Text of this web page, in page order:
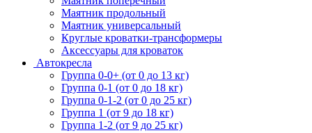
Маятник продольный
Маятник универсальный
Круглые кроватки-трансформеры
Аксессуары для кроваток
Автокресла
Группа 0-0+ (от 0 до 13 кг)
Группа 0-1 (от 0 до 18 кг)
Группа 0-1-2 (от 0 до 25 кг)
Группа 1 (от 9 до 18 кг)
Группа 1-2 (от 9 до 25 кг)